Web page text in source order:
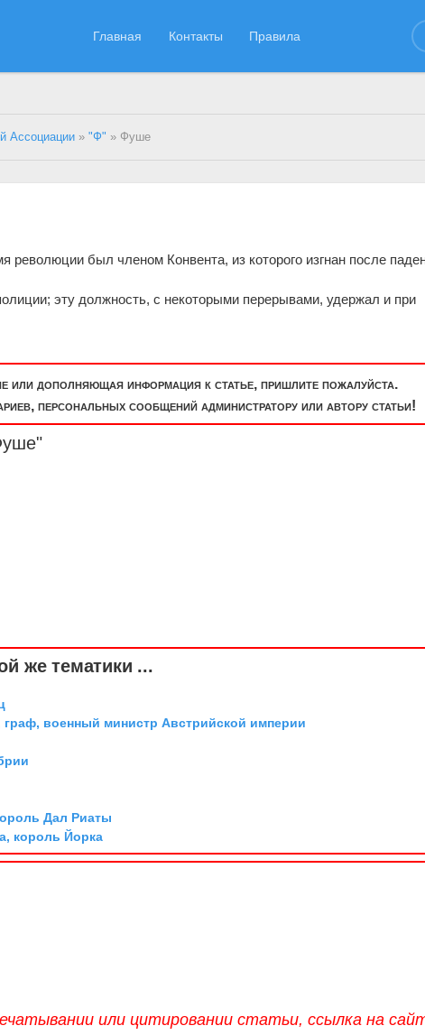
Главная Контакты Правила
Ассоциации »"Ф" » Фуше
революции был членом Конвента, из которого изгнан после
эту должность, с некоторыми перерывами, удержал и при
или дополняющая информация к статье, пришлите пожалуйста.
персональных сообщений администратору или автору статьи!
же тематики ...
граф, военный министр Австрийской империи
Дал Риаты
король Йорка
или цитировании статьи, ссылка на